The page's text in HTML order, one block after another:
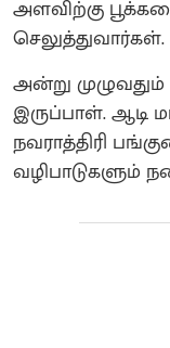
அளவிற்கு
செலுத்துவார்கள்.
அன்று
இருப்பாள். ஆடி
நவராத்திரி
வழிபாடுகளும்